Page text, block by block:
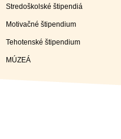
Stredoškolské štipendiá
Motivačné štipendium
Tehotenské štipendium
MÚZEÁ